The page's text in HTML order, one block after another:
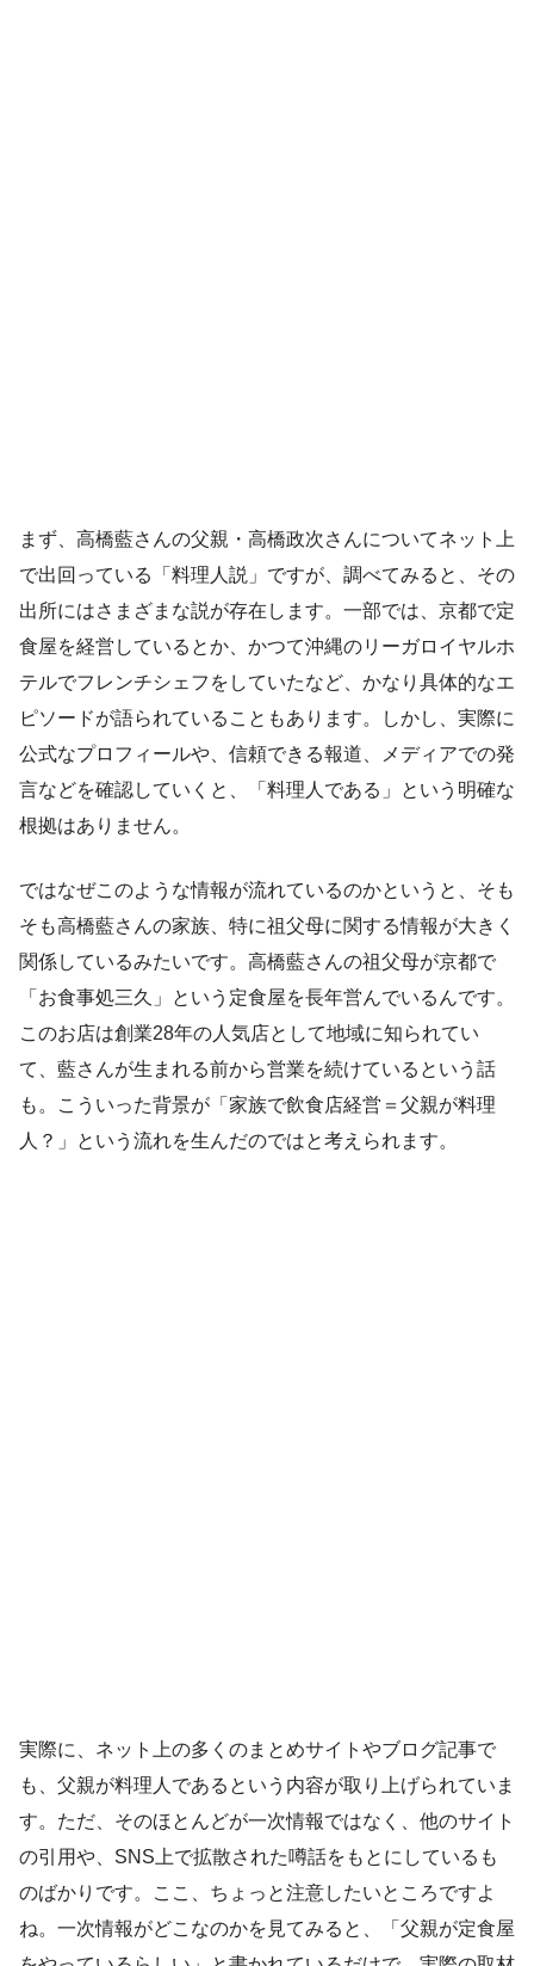
まず、高橋藍さんの父親・高橋政次さんについてネット上
で出回っている「料理人説」ですが、調べてみると、その
出所にはさまざまな説が存在します。一部では、京都で定
食屋を経営しているとか、かつて沖縄のリーガロイヤルホ
テルでフレンチシェフをしていたなど、かなり具体的なエ
ピソードが語られていることもあります。しかし、実際に
公式なプロフィールや、信頼できる報道、メディアでの発
言などを確認していくと、「料理人である」という明確な
根拠はありません。
ではなぜこのような情報が流れているのかというと、そも
そも高橋藍さんの家族、特に祖父母に関する情報が大きく
関係しているみたいです。高橋藍さんの祖父母が京都で
「お食事処三久」という定食屋を長年営んでいるんです。
このお店は創業28年の人気店として地域に知られてい
て、藍さんが生まれる前から営業を続けているという話
も。こういった背景が「家族で飲食店経営＝父親が料理
人？」という流れを生んだのではと考えられます。
実際に、ネット上の多くのまとめサイトやブログ記事で
も、父親が料理人であるという内容が取り上げられていま
す。ただ、そのほとんどが一次情報ではなく、他のサイト
の引用や、SNS上で拡散された噂話をもとにしているも
のばかりです。ここ、ちょっと注意したいところですよ
ね。一次情報がどこなのかを見てみると、「父親が定食屋